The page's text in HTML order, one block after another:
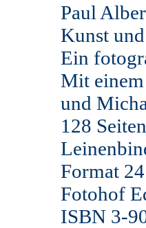
Paul
Kunst
Ein
Mit
und
128
Format
Fotohof
ISBN 3-